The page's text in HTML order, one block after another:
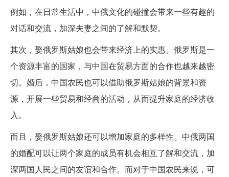
例如，在日常生活中，中俄文化的碰撞会带来一些有趣的
对话和交流，加深夫妻之间的了解和默契。
其次，娶俄罗斯姑娘也会带来经济上的实惠。俄罗斯是一
个资源丰富的国家，与中国在贸易方面的合作也越来越密
切。婚后，中国农民也可以借助俄罗斯姑娘的背景和资
源，开展一些贸易和经商的活动，从而提升家庭的经济收
入。
而且，娶俄罗斯姑娘还可以增加家庭的多样性。中俄两国
的婚配可以让两个家庭的成员有机会相互了解和交流，加
深两国人民之间的友谊和合作。而对于中国农民来说，可